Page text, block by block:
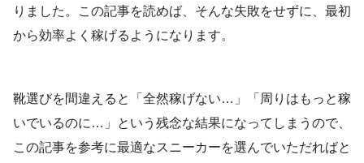
りました。この記事を読めば、そんな失敗をせずに、最初
から効率よく稼げるようになります。
靴選びを間違えると「全然稼げない…」「周りはもっと稼
いでいるのに…」という残念な結果になってしまうので、
この記事を参考に最適なスニーカーを選んでいただればと